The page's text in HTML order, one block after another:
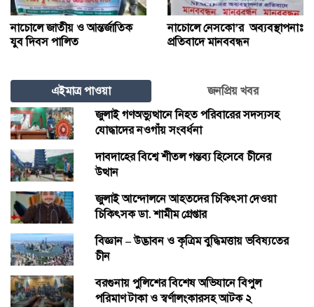
নাচোলে জাতীয় ও আন্তর্জাতিক
যুব দিবস পালিত
নাচোলে নেসকো’র অব্যবস্থাপনাঃ
প্রতিবাদে মানববন্ধন
এইমাত্র পাওয়া
জনপ্রিয় খবর
জুলাই গণঅভ্যুত্থানে নিহত পরিবারের সদস্যসহ
যোদ্ধাদের নওগাঁয় সংবর্ধনা
দাবদাহের বিশ্বে শীতল গন্তব্য হিসেবে চীনের
উত্থান
জুলাই আন্দোলনে আহতদের চিকিৎসা দেওয়া
চিকিৎসক ডা. শামীম গ্রেপ্তার
বিজ্ঞান – উদ্ভাবন ও কৃত্রিম বুদ্ধিমত্তায় ভবিষ্যতের
চীন
বরগুনায় পুলিশের বিশেষ অভিযানে বিপুল
পরিমাণ টাকা ও স্বর্ণালংকারসহ আটক ২